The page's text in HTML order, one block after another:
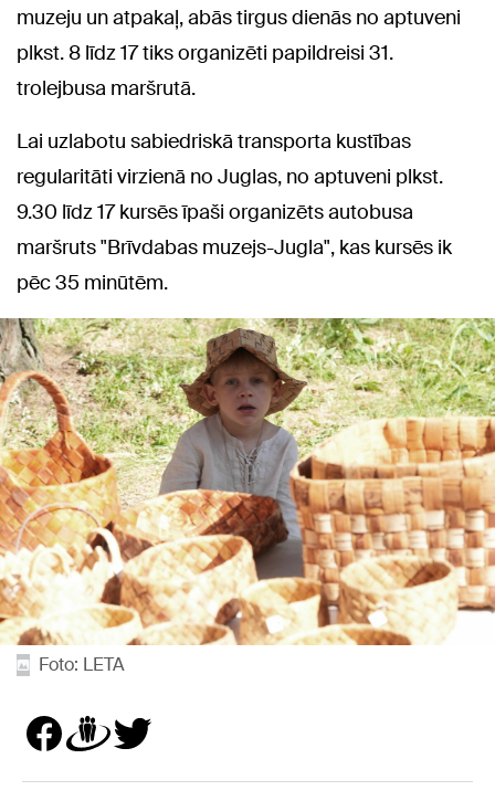
muzeju un atpakaļ, abās tirgus dienās no aptuveni
plkst. 8 līdz 17 tiks organizēti papildreisi 31.
trolejbusa maršrutā.
Lai uzlabotu sabiedriskā transporta kustības
regularitāti virzienā no Juglas, no aptuveni plkst.
9.30 līdz 17 kursēs īpaši organizēts autobusa
maršruts "Brīvdabas muzejs-Jugla", kas kursēs ik
pēc 35 minūtēm.
Foto: LETA